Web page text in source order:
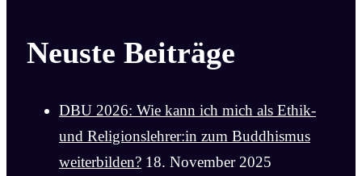
Neuste Beiträge
DBU 2026: Wie kann ich mich als Ethik-
und Religionslehrer:in zum Buddhismus
weiterbilden? 18. November 2025